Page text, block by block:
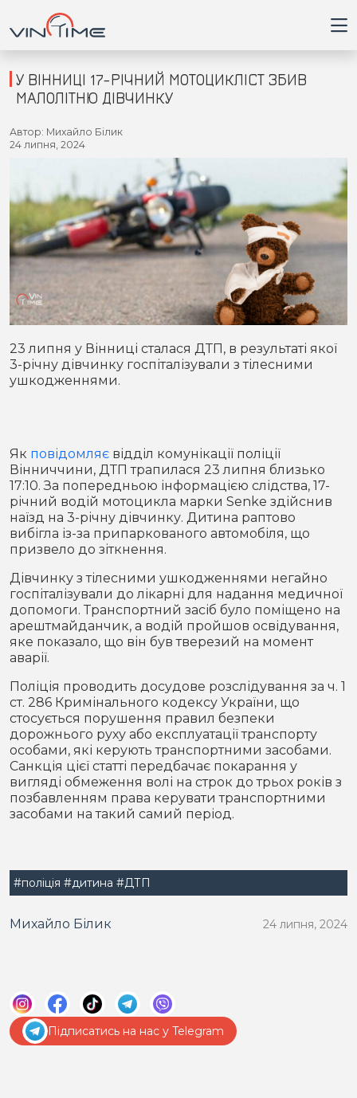
Головна
Новини
Кримінал
Здоров'я
Приватна думка
В кулуарах
Місто
Конфлікти
Партнери
Спорт
Футбол
Контакти
Підписатись на нас у Telegram
У ВІННИЦІ 17-РІЧНИЙ МОТОЦИКЛІСТ ЗБИВ
МАЛОЛІТНЮ ДІВЧИНКУ
Автор: Михайло Білик
24 липня, 2024
23 липня у Вінниці сталася ДТП, в результаті якої
3-річну дівчинку госпіталізували з тілесними
ушкодженнями.
Як повідомляє відділ комунікації поліції
Вінниччини, ДТП трапилася 23 липня близько
17:10. За попередньою інформацією слідства, 17-
річний водій мотоцикла марки Senke здійснив
наїзд на 3-річну дівчинку. Дитина раптово
вибігла із-за припаркованого автомобіля, що
призвело до зіткнення.
Дівчинку з тілесними ушкодженнями негайно
госпіталізували до лікарні для надання медичної
допомоги. Транспортний засіб було поміщено на
арештмайданчик, а водій пройшов освідування,
яке показало, що він був тверезий на момент
аварії.
Поліція проводить досудове розслідування за ч. 1
ст. 286 Кримінального кодексу України, що
стосується порушення правил безпеки
дорожнього руху або експлуатації транспорту
особами, які керують транспортними засобами.
Санкція цієї статті передбачає покарання у
вигляді обмеження волі на строк до трьох років з
позбавленням права керувати транспортними
засобами на такий самий період.
#поліція #дитина #ДТП
Михайло Білик 24 липня, 2024
Підписатись на нас у Telegram